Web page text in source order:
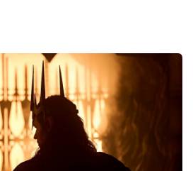
no universo de The Lord o